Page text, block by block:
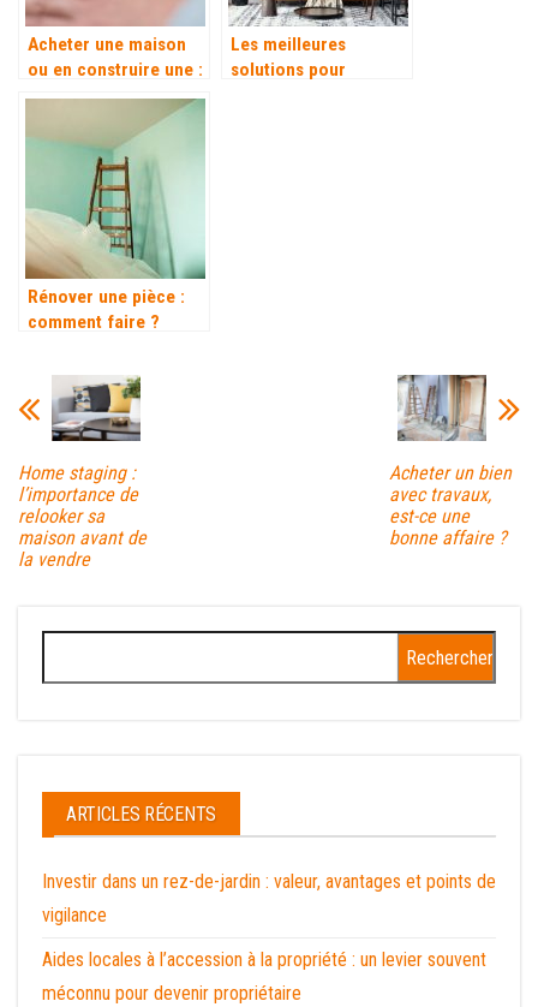
Acheter une maison
ou en construire une :
quelle est la meilleure
Les meilleures
solutions pour
Rénover une pièce :
comment faire ?
Home staging :
l’importance de
relooker sa
maison avant de
la vendre
Acheter un bien
avec travaux,
est-ce une
bonne affaire ?
ARTICLES RÉCENTS
Investir dans un rez-de-jardin : valeur, avantages et points de
vigilance
Aides locales à l’accession à la propriété : un levier souvent
méconnu pour devenir propriétaire